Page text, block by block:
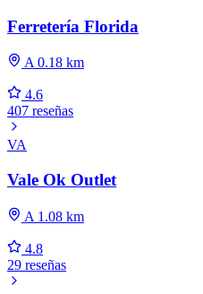
Ferretería Florida
A 0.18 km
4.6
407 reseñas
VA
Vale Ok Outlet
A 1.08 km
4.8
29 reseñas